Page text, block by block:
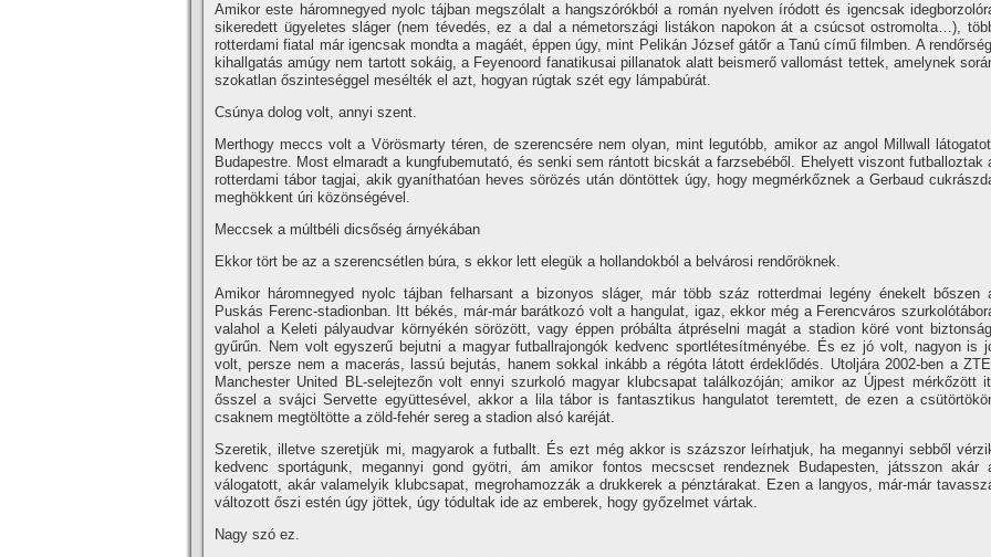
Amikor este háromnegyed nyolc tájban megszólalt a hangszórókból a román nyelven í­ródott és igencsak
sikeredett ügyeletes sláger (nem tévedés, ez a dal a németországi listákon napokon át a csúcsot ostromolta…),
rotterdami fiatal már igencsak mondta a magáét, éppen úgy, mint Pelikán József gátőr a Tanú cí­mű filmben. A
kihallgatás amúgy nem tartott sokáig, a Feyenoord fanatikusai pillanatok alatt beismerő vallomást tettek, amelynek
szokatlan őszinteséggel mesélték el azt, hogyan rúgtak szét egy lámpabúrát.
Csúnya dolog volt, annyi szent.
Merthogy meccs volt a Vörösmarty téren, de szerencsére nem olyan, mint legutóbb, amikor az angol Millwall
Budapestre. Most elmaradt a kungfubemutató, és senki sem rántott bicskát a farzsebéből. Ehelyett viszont futballoztak
rotterdami tábor tagjai, akik gyaní­thatóan heves sörözés után döntöttek úgy, hogy megmérkőznek a Gerbaud
meghökkent úri közönségével.
Meccsek a múltbéli dicsőség árnyékában
Ekkor tört be az a szerencsétlen búra, s ekkor lett elegük a hollandokból a belvárosi rendőröknek.
Amikor háromnegyed nyolc tájban felharsant a bizonyos sláger, már több száz rotterdmai legény énekelt bőszen
Puskás Ferenc-stadionban. Itt békés, már-már barátkozó volt a hangulat, igaz, ekkor még a Ferencváros
valahol a Keleti pályaudvar környékén sörözött, vagy éppen próbálta átpréselni magát a stadion köré vont
gyűrűn. Nem volt egyszerű bejutni a magyar futballrajongók kedvenc sportlétesí­tményébe. És ez jó volt, nagyon is
volt, persze nem a macerás, lassú bejutás, hanem sokkal inkább a régóta látott érdeklődés. Utoljára 2002-ben a
Manchester United BL-selejtezőn volt ennyi szurkoló magyar klubcsapat találkozóján; amikor az Újpest mérkőzött
ősszel a svájci Servette együttesével, akkor a lila tábor is fantasztikus hangulatot teremtett, de ezen a
csaknem megtöltötte a zöld-fehér sereg a stadion alsó karéját.
Szeretik, illetve szeretjük mi, magyarok a futballt. És ezt még akkor is százszor leí­rhatjuk, ha megannyi sebből
kedvenc sportágunk, megannyi gond gyötri, ám amikor fontos mecscset rendeznek Budapesten, játsszon akár
válogatott, akár valamelyik klubcsapat, megrohamozzák a drukkerek a pénztárakat. Ezen a langyos, már-már
változott őszi estén úgy jöttek, úgy tódultak ide az emberek, hogy győzelmet vártak.
Nagy szó ez.